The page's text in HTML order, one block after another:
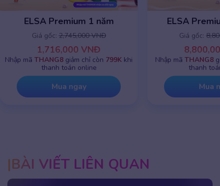
ELSA Premium 1 năm
Giá gốc: 2,745,000 VNĐ
1,716,000 VNĐ
Nhập mã THANG8 giảm chỉ còn 799K khi
thanh toán online
Mua ngay
ELSA
Giá gốc:
Nhập mã THANG8
thanh
Mua
BÀI VIẾT LIÊN QUAN